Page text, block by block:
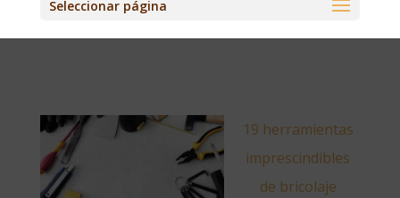
Seleccionar página
19 herramientas
imprescindibles
de bricolaje